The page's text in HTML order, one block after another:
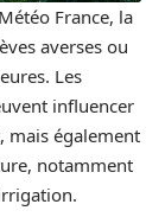
France, la
averses ou
Les
influencer
mais également
notamment